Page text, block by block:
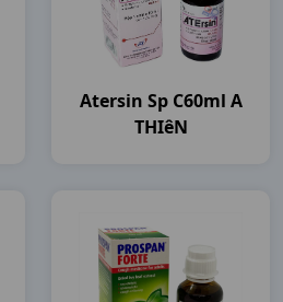
Atersin Sp C60ml A
THIêN